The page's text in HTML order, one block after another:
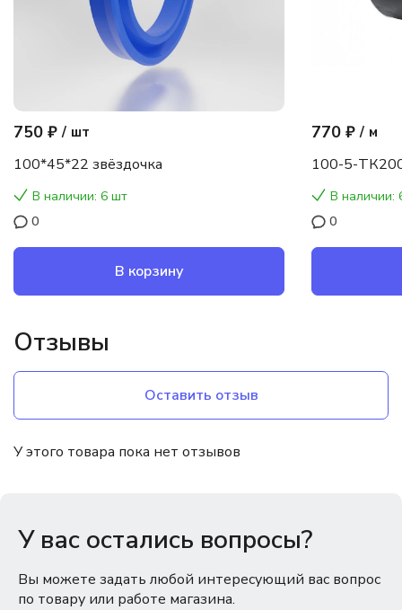
750 ₽ / шт
100*45*22 звёздочка
В наличии: 6 шт
0
В корзину
770 ₽ / м
100-5-
В наличии:
0
Отзывы
Оставить отзыв
У этого товара пока нет отзывов
У вас остались вопросы?
Вы можете задать любой интересующий вас вопрос
по товару или работе магазина.